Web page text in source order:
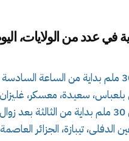
في عدد من الولايات،
وتصل كميات الأمطار المتساقطة إلى 30 ملم
بلعباس، سعيدة، معسكر،
تتساقط أمطار رعدية بكميات تصل إلى 30 ملم
تيبازة، الجزائر